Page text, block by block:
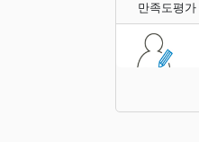
만족도평가